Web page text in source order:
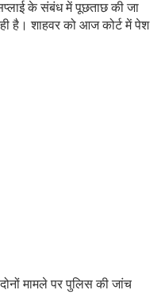
के संबंध में पूछताछ की जा
है। शाहवर को आज कोर्ट में पेश
मामले पर पुलिस की जांच